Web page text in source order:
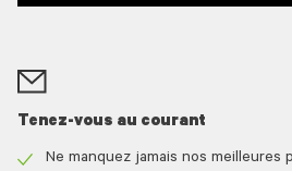
Tenez-vous au courant
Ne manquez jamais nos meilleures